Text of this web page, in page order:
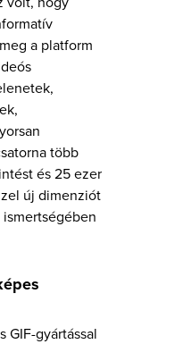
a platform
több
és 25 ezer
új dimenziót
GIF-gyártással